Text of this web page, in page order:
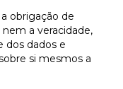
obrigação de
a veracidade,
dos dados e
si mesmos a